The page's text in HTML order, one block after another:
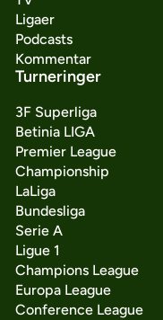
Ligaer
Podcasts
Kommentar
Turneringer
3F Superliga
Betinia LIGA
Premier League
Championship
LaLiga
Bundesliga
Serie A
Ligue 1
Champions League
Europa League
Conference League